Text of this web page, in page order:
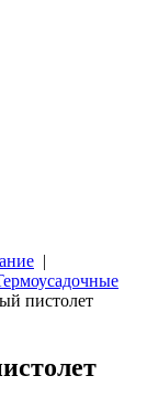
|
пистолет